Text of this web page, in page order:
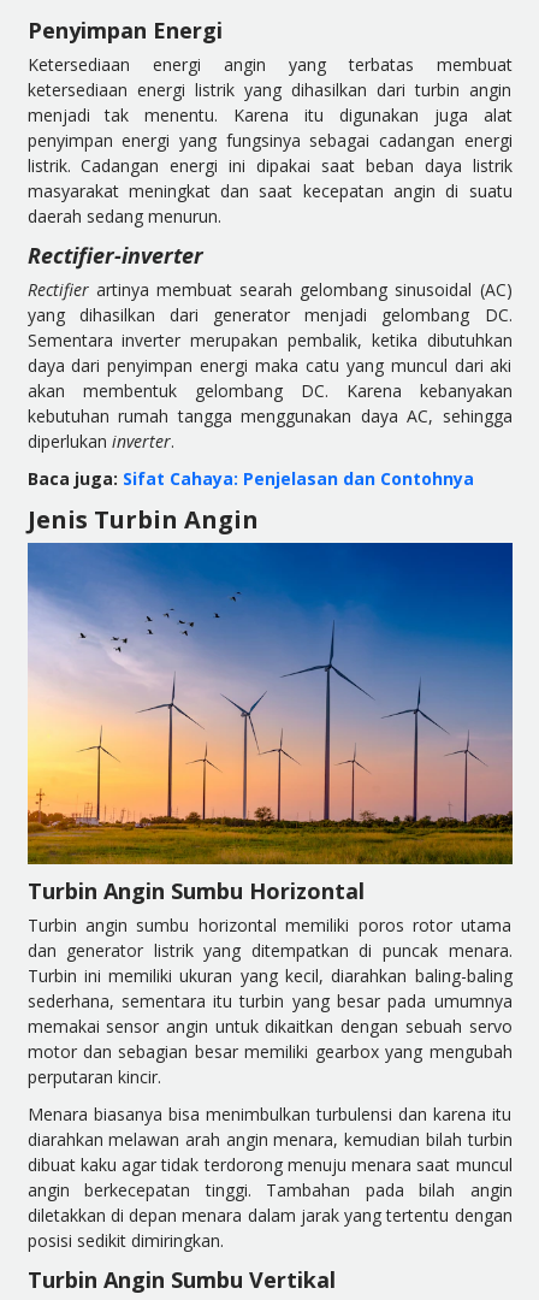
Penyimpan Energi
Ketersediaan energi angin yang terbatas membuat
ketersediaan energi listrik yang dihasilkan dari turbin angin
menjadi tak menentu. Karena itu digunakan juga alat
penyimpan energi yang fungsinya sebagai cadangan energi
listrik. Cadangan energi ini dipakai saat beban daya listrik
masyarakat meningkat dan saat kecepatan angin di suatu
daerah sedang menurun.
Rectifier-inverter
Rectifierartinya membuat searah gelombang sinusoidal (AC)
yang dihasilkan dari generator menjadi gelombang DC.
Sementara inverter merupakan pembalik, ketika dibutuhkan
daya dari penyimpan energi maka catu yang muncul dari aki
akan membentuk gelombang DC. Karena kebanyakan
kebutuhan rumah tangga menggunakan daya AC, sehingga
diperlukan inverter.
Baca juga: Sifat Cahaya: Penjelasan dan Contohnya
Jenis Turbin Angin
Turbin Angin Sumbu Horizontal
Turbin angin sumbu horizontal memiliki poros rotor utama
dan generator listrik yang ditempatkan di puncak menara.
Turbin ini memiliki ukuran yang kecil, diarahkan baling-baling
sederhana, sementara itu turbin yang besar pada umumnya
memakai sensor angin untuk dikaitkan dengan sebuah servo
motor dan sebagian besar memiliki gearbox yang mengubah
perputaran kincir.
Menara biasanya bisa menimbulkan turbulensi dan karena itu
diarahkan melawan arah angin menara, kemudian bilah turbin
dibuat kaku agar tidak terdorong menuju menara saat muncul
angin berkecepatan tinggi. Tambahan pada bilah angin
diletakkan di depan menara dalam jarak yang tertentu dengan
posisi sedikit dimiringkan.
Turbin Angin Sumbu Vertikal